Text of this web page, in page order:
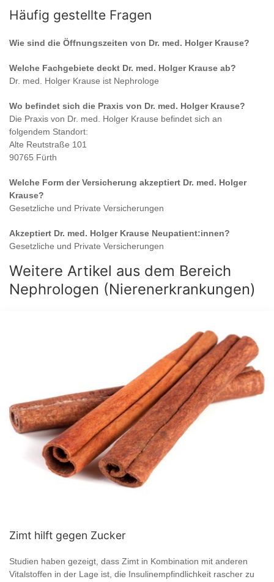
Häufig gestellte Fragen
Wie sind die Öffnungszeiten von Dr. med. Holger Krause?
Welche Fachgebiete deckt Dr. med. Holger Krause ab?
Dr. med. Holger Krause ist Nephrologe
Wo befindet sich die Praxis von Dr. med. Holger Krause?
Die Praxis von Dr. med. Holger Krause befindet sich an
folgendem Standort:
Alte Reutstraße 101
90765 Fürth
Welche Form der Versicherung akzeptiert Dr. med. Holger
Krause?
Gesetzliche und Private Versicherungen
Akzeptiert Dr. med. Holger Krause Neupatient:innen?
Gesetzliche und Private Versicherungen
Weitere Artikel aus dem Bereich
Nephrologen (Nierenerkrankungen)
Zimt hilft gegen Zucker
Studien haben gezeigt, dass Zimt in Kombination mit anderen
Vitalstoffen in der Lage ist, die Insulinempfindlichkeit rascher zu